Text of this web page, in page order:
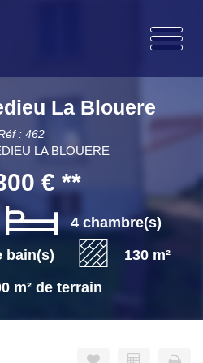
La Blouere
: 462
LA BLOUERE
€ **
4 chambre(s)
bain(s)
130 m²
m² de terrain